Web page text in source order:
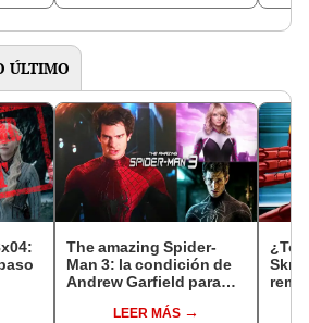
ÚLTIMO
The amazing Spider-
Man 3: la condición de
Andrew Garfield para
LEER MÁS